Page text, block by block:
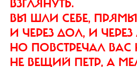
ВЗГЛЯНУТЬ.
ВЫ ШЛИ СЕБЕ,
И ЧЕРЕЗ ДОЛ, И ЧЕРЕЗ
НО ПОВСТРЕЧАЛ ВАС
НЕ ВЕЩИЙ ПЕТР, А